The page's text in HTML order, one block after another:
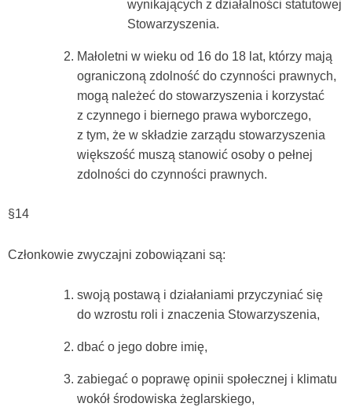
wynikających z działalności statutowej
Stowarzyszenia.
Małoletni w wieku od 16 do 18 lat, którzy mają
ograniczoną zdolność do czynności prawnych,
mogą należeć do stowarzyszenia i korzystać
z czynnego i biernego prawa wyborczego,
z tym, że w składzie zarządu stowarzyszenia
większość muszą stanowić osoby o pełnej
zdolności do czynności prawnych.
§14
Członkowie zwyczajni zobowiązani są:
swoją postawą i działaniami przyczyniać się
do wzrostu roli i znaczenia Stowarzyszenia,
dbać o jego dobre imię,
zabiegać o poprawę opinii społecznej i klimatu
wokół środowiska żeglarskiego,